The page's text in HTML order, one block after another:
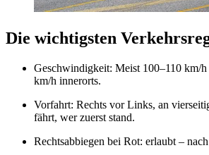
Die wichtigsten
Geschwindigkeit: Meist 100–110 km/
km/h innerorts.
Vorfahrt: Rechts vor Links, an
fährt, wer zuerst stand.
Rechtsabbiegen bei Rot: erlaubt –